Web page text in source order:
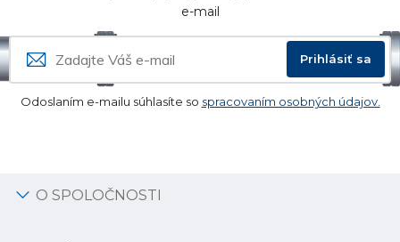
e-mail
Prihlásiť sa
Odoslaním e-mailu súhlasíte so spracovaním osobných údajov.
O SPOLOČNOSTI